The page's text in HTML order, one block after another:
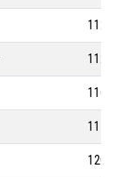
1120-8M
1128-8M
1160-8M
1176-8M
1200-8M